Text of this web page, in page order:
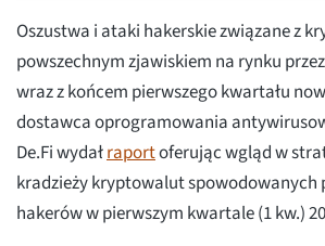
Oszustwa i ataki hakerskie związane z
powszechnym zjawiskiem na rynku przez
wraz z końcem pierwszego kwartału
dostawca oprogramowania
De.Fi wydałraportoferując wgląd w
kradzieży kryptowalut spowodowanych
hakerów w pierwszym kwartale (1 kw.)